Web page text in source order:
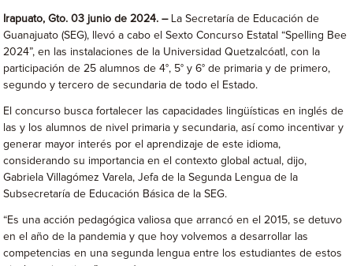
Irapuato, Gto. 03 junio de 2024. –La Secretaría de Educación de
Guanajuato (SEG), llevó a cabo el Sexto Concurso Estatal “Spelling Bee
2024”, en las instalaciones de la Universidad Quetzalcóatl, con la
participación de 25 alumnos de 4°, 5° y 6° de primaria y de primero,
segundo y tercero de secundaria de todo el Estado.
El concurso busca fortalecer las capacidades lingüísticas en inglés de
las y los alumnos de nivel primaria y secundaria, así como incentivar y
generar mayor interés por el aprendizaje de este idioma,
considerando su importancia en el contexto global actual, dijo,
Gabriela Villagómez Varela, Jefa de la Segunda Lengua de la
Subsecretaría de Educación Básica de la SEG.
“Es una acción pedagógica valiosa que arrancó en el 2015, se detuvo
en el año de la pandemia y que hoy volvemos a desarrollar las
competencias en una segunda lengua entre los estudiantes de estos